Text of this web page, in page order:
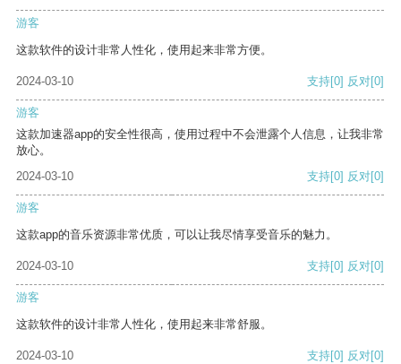
游客
这款软件的设计非常人性化，使用起来非常方便。
2024-03-10 支持[0] 反对[0]
游客
这款加速器app的安全性很高，使用过程中不会泄露个人信息，让我非常
放心。
2024-03-10
支持[0] 反对[0]
游客
这款app的音乐资源非常优质，可以让我尽情享受音乐的魅力。
2024-03-10 支持[0] 反对[0]
游客
这款软件的设计非常人性化，使用起来非常舒服。
2024-03-10 支持[0] 反对[0]